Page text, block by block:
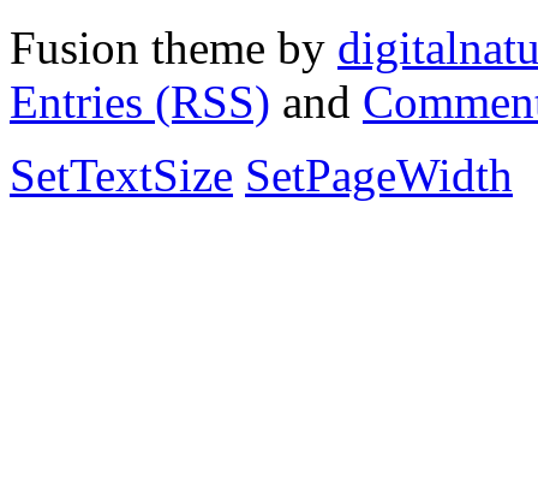
Fusion theme by
Entries (RSS) and
SetTextSize SetPageWidth